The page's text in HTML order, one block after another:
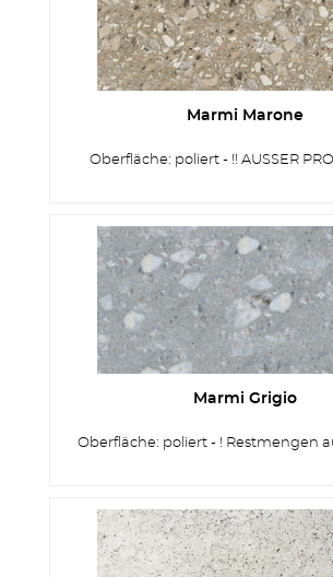
Marmi Marone
Oberfläche: poliert - !! AUSSER
Marmi Grigio
Oberfläche: poliert - ! Restmengen